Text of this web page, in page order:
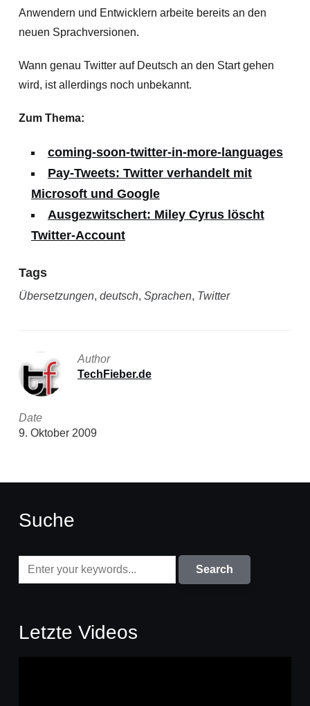
Anwendern und Entwicklern arbeite bereits an den
neuen Sprachversionen.
Wann genau Twitter auf Deutsch an den Start gehen
wird, ist allerdings noch unbekannt.
Zum Thema:
coming-soon-twitter-in-more-languages
Pay-Tweets: Twitter verhandelt mit
Microsoft und Google
Ausgezwitschert: Miley Cyrus löscht
Twitter-Account
Tags
Übersetzungen, deutsch, Sprachen, Twitter
Author
TechFieber.de
Date
9. Oktober 2009
Suche
Letzte Videos